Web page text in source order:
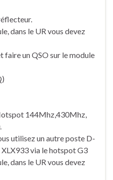
dans le UR vous devez
faire un QSO sur le module
144Mhz,430Mhz,
utilisez un autre poste D-
via le hotspot G3
dans le UR vous devez